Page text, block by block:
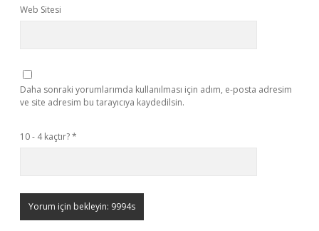
Web Sitesi
Daha sonraki yorumlarımda kullanılması için adım, e-posta adresim
ve site adresim bu tarayıcıya kaydedilsin.
10 - 4 kaçtır?*